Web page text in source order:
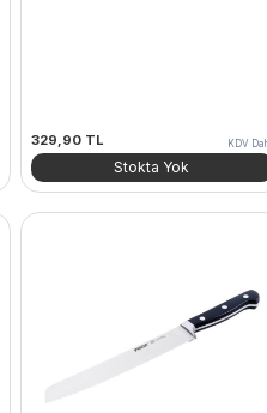
329,90 TL KDV
Stokta Yok